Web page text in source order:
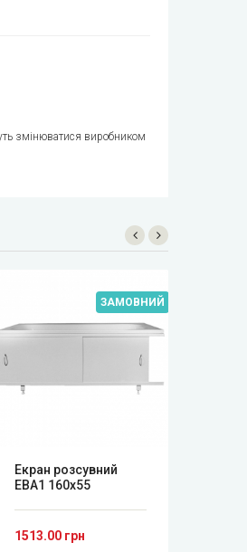
змінюватися виробником
ЗАМОВНИЙ
Екран розсувний
ЕВА1 160x55
1513.00 грн